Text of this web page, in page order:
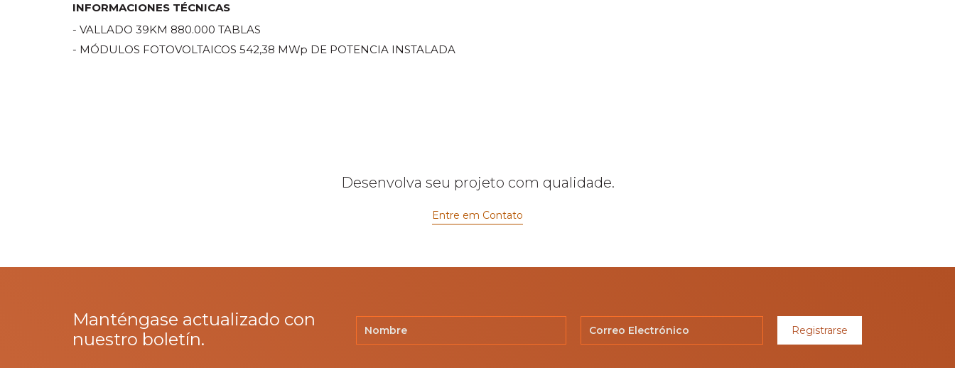
INFORMACIONES TÉCNICAS
- VALLADO 39KM 880.000 TABLAS
- MÓDULOS FOTOVOLTAICOS 542,38 MWp DE POTENCIA INSTALADA
Desenvolva seu projeto com qualidade.
Entre em Contato
Manténgase actualizado con
nuestro boletín.
Registrarse